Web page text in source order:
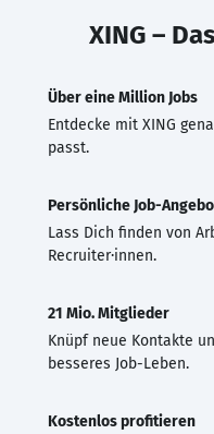
XING –
Über eine Million Jobs
Entdecke mit XING
passt.
Persönliche Job-
Lass Dich finden von
Recruiter·innen.
21 Mio. Mitglieder
Knüpf neue Kontakte
besseres Job-Leben.
Kostenlos profitieren